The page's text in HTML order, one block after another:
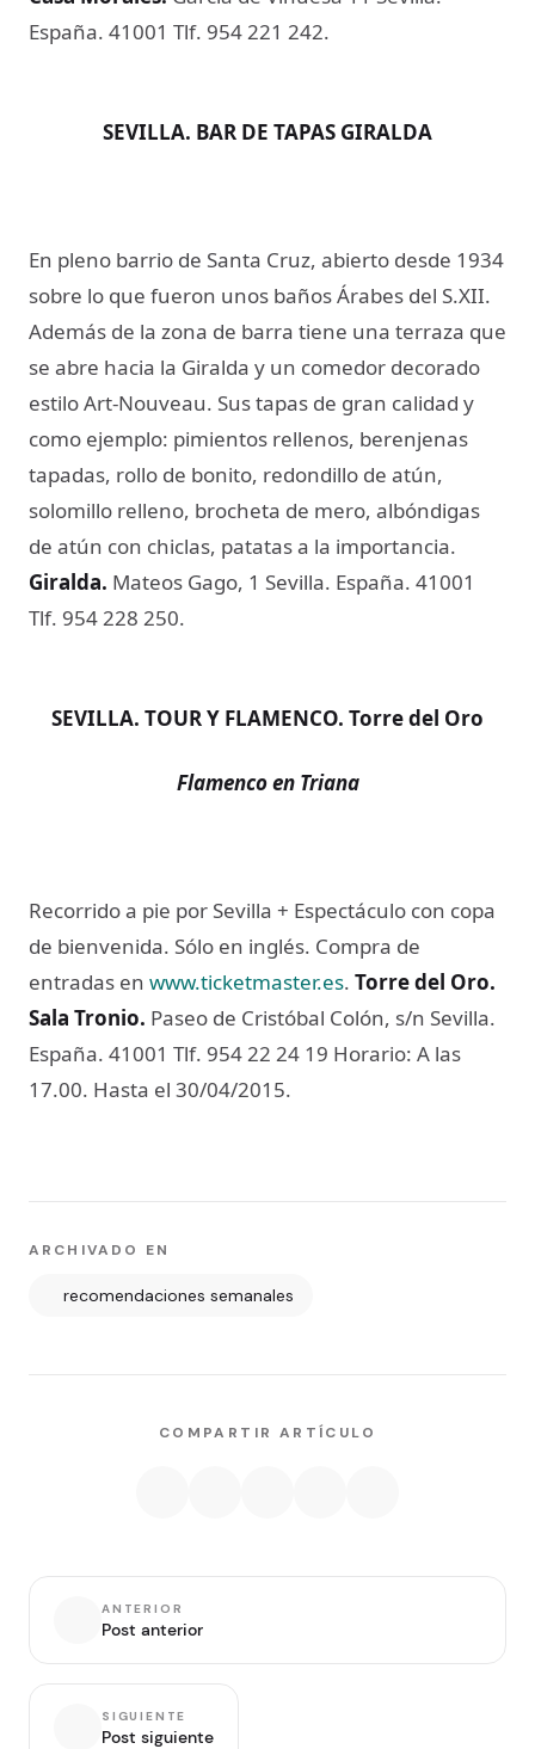
España. 41001 Tlf. 954 221 242.
SEVILLA. BAR DE TAPAS GIRALDA
En pleno barrio de Santa Cruz, abierto desde 1934
sobre lo que fueron unos baños Árabes del S.XII.
Además de la zona de barra tiene una terraza que
se abre hacia la Giralda y un comedor decorado
estilo Art-Nouveau. Sus tapas de gran calidad y
como ejemplo: pimientos rellenos, berenjenas
tapadas, rollo de bonito, redondillo de atún,
solomillo relleno, brocheta de mero, albóndigas
de atún con chiclas, patatas a la importancia.
Giralda. Mateos Gago, 1 Sevilla. España. 41001
Tlf. 954 228 250.
SEVILLA. TOUR Y FLAMENCO. Torre del Oro
Flamenco en Triana
Recorrido a pie por Sevilla + Espectáculo con copa
de bienvenida. Sólo en inglés. Compra de
entradas en www.ticketmaster.es. Torre del Oro.
Sala Tronio. Paseo de Cristóbal Colón, s/n Sevilla.
España. 41001 Tlf. 954 22 24 19 Horario: A las
17.00. Hasta el 30/04/2015.
ARCHIVADO EN
recomendaciones semanales
COMPARTIR ARTÍCULO
ANTERIOR
Post anterior
SIGUIENTE
Post siguiente